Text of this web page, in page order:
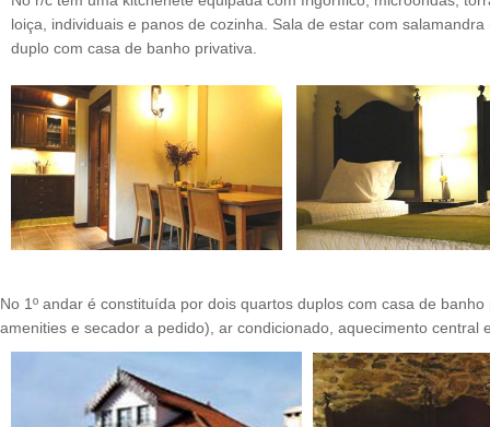
loiça, individuais e panos de cozinha. Sala de estar com
duplo com casa de banho privativa.
No 1º andar é constituída por dois quartos duplos com casa de
amenities e secador a pedido), ar condicionado, aquecimento central